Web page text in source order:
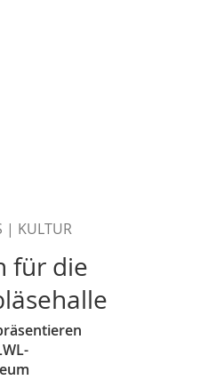
| KULTUR
für die